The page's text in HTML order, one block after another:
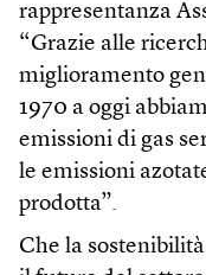
rappresentanza
“Grazie alle
miglioramento
1970 a oggi
emissioni di gas
le emissioni
prodotta”.
Che la